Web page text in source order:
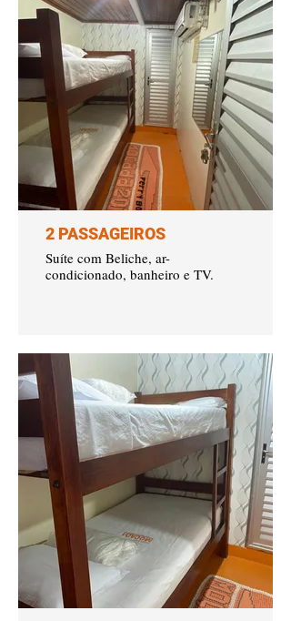
2 PASSAGEIROS
Suíte com Beliche, ar-
condicionado, banheiro e TV.